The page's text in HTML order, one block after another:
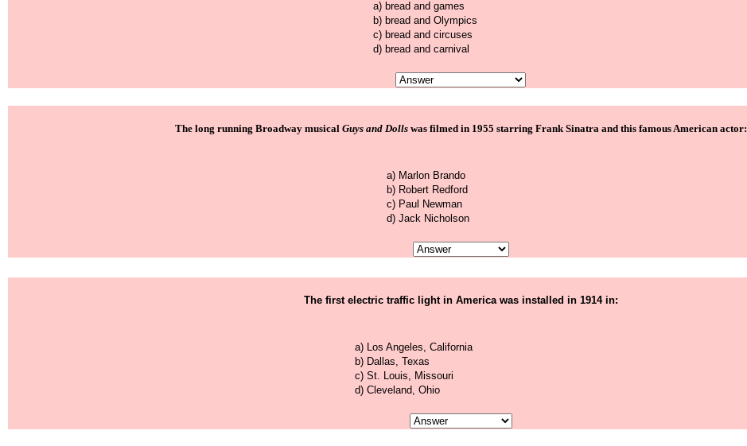
a) bread and games
b) bread and Olympics
c) bread and circuses
d) bread and carnival
The long running Broadway musical Guys and Dolls was filmed in 1955 starring Frank Sinatra and this famous American actor:
a) Marlon Brando
b) Robert Redford
c) Paul Newman
d) Jack Nicholson
The first electric traffic light in America was installed in 1914 in:
a) Los Angeles, California
b) Dallas, Texas
c) St. Louis, Missouri
d) Cleveland, Ohio